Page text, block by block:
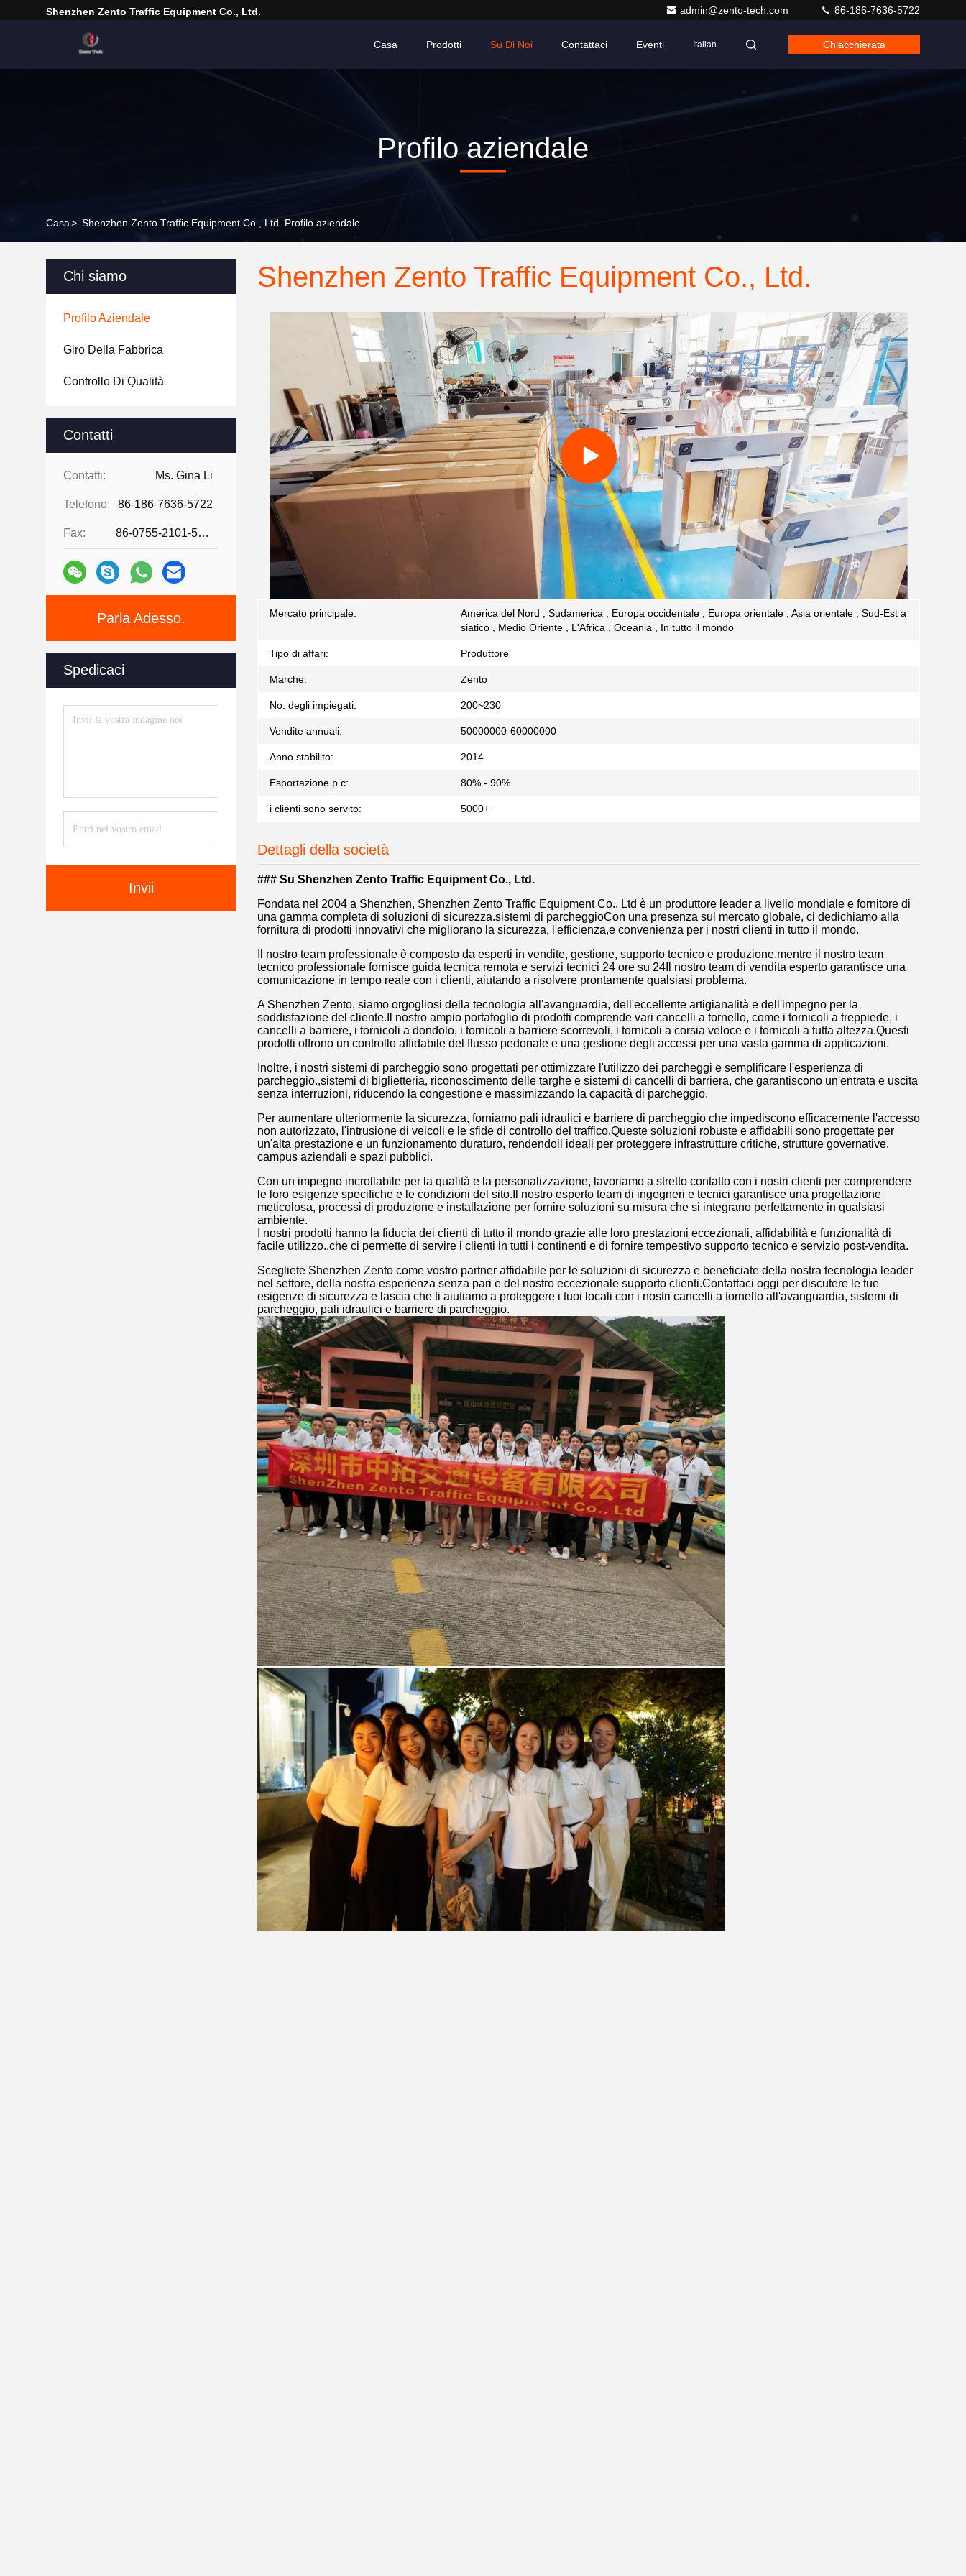
Shenzhen Zento Traffic Equipment Co., Ltd. admin@zento-tech.com 86-186-7636-5722
Casa Prodotti Su Di Noi Contattaci Eventi Italian Chiacchierata
Profilo aziendale
Casa> Shenzhen Zento Traffic Equipment Co., Ltd. Profilo aziendale
Chi siamo
Profilo Aziendale
Giro Della Fabbrica
Controllo Di Qualità
Contatti
Contatti: Ms. Gina Li
Telefono: 86-186-7636-5722
Fax: 86-0755-2101-5736
Parla Adesso.
Spedicaci
Invii
Shenzhen Zento Traffic Equipment Co., Ltd.
Mercato principale:
America del Nord , Sudamerica , Europa occidentale , Europa orientale , Asia orientale , Sud-Est a
siatico , Medio Oriente , L'Africa , Oceania , In tutto il mondo
Tipo di affari: Produttore
Marche: Zento
No. degli impiegati: 200~230
Vendite annuali: 50000000-60000000
Anno stabilito: 2014
Esportazione p.c: 80% - 90%
i clienti sono servito: 5000+
Dettagli della società
### Su Shenzhen Zento Traffic Equipment Co., Ltd.
Fondata nel 2004 a Shenzhen, Shenzhen Zento Traffic Equipment Co., Ltd è un produttore leader a livello mondiale e fornitore di
una gamma completa di soluzioni di sicurezza.sistemi di parcheggioCon una presenza sul mercato globale, ci dedichiamo alla
fornitura di prodotti innovativi che migliorano la sicurezza, l'efficienza,e convenienza per i nostri clienti in tutto il mondo.
Il nostro team professionale è composto da esperti in vendite, gestione, supporto tecnico e produzione.mentre il nostro team
tecnico professionale fornisce guida tecnica remota e servizi tecnici 24 ore su 24Il nostro team di vendita esperto garantisce una
comunicazione in tempo reale con i clienti, aiutando a risolvere prontamente qualsiasi problema.
A Shenzhen Zento, siamo orgogliosi della tecnologia all'avanguardia, dell'eccellente artigianalità e dell'impegno per la
soddisfazione del cliente.Il nostro ampio portafoglio di prodotti comprende vari cancelli a tornello, come i tornicoli a treppiede, i
cancelli a barriere, i tornicoli a dondolo, i tornicoli a barriere scorrevoli, i tornicoli a corsia veloce e i tornicoli a tutta altezza.Questi
prodotti offrono un controllo affidabile del flusso pedonale e una gestione degli accessi per una vasta gamma di applicazioni.
Inoltre, i nostri sistemi di parcheggio sono progettati per ottimizzare l'utilizzo dei parcheggi e semplificare l'esperienza di
parcheggio.,sistemi di biglietteria, riconoscimento delle targhe e sistemi di cancelli di barriera, che garantiscono un'entrata e uscita
senza interruzioni, riducendo la congestione e massimizzando la capacità di parcheggio.
Per aumentare ulteriormente la sicurezza, forniamo pali idraulici e barriere di parcheggio che impediscono efficacemente l'accesso
non autorizzato, l'intrusione di veicoli e le sfide di controllo del traffico.Queste soluzioni robuste e affidabili sono progettate per
un'alta prestazione e un funzionamento duraturo, rendendoli ideali per proteggere infrastrutture critiche, strutture governative,
campus aziendali e spazi pubblici.
Con un impegno incrollabile per la qualità e la personalizzazione, lavoriamo a stretto contatto con i nostri clienti per comprendere
le loro esigenze specifiche e le condizioni del sito.Il nostro esperto team di ingegneri e tecnici garantisce una progettazione
meticolosa, processi di produzione e installazione per fornire soluzioni su misura che si integrano perfettamente in qualsiasi
ambiente.
I nostri prodotti hanno la fiducia dei clienti di tutto il mondo grazie alle loro prestazioni eccezionali, affidabilità e funzionalità di
facile utilizzo.,che ci permette di servire i clienti in tutti i continenti e di fornire tempestivo supporto tecnico e servizio post-vendita.
Scegliete Shenzhen Zento come vostro partner affidabile per le soluzioni di sicurezza e beneficiate della nostra tecnologia leader
nel settore, della nostra esperienza senza pari e del nostro eccezionale supporto clienti.Contattaci oggi per discutere le tue
esigenze di sicurezza e lascia che ti aiutiamo a proteggere i tuoi locali con i nostri cancelli a tornello all'avanguardia, sistemi di
parcheggio, pali idraulici e barriere di parcheggio.